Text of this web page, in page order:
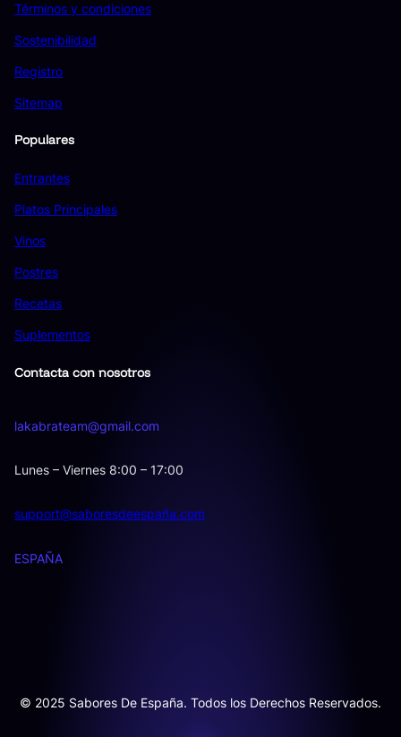
Términos y condiciones
Sostenibilidad
Registro
Sitemap
Populares
Entrantes
Platos Principales
Vinos
Postres
Recetas
Suplementos
Contacta con nosotros
lakabrateam@gmail.com
Lunes – Viernes 8:00 – 17:00
support@saboresdeespaña.com
ESPAÑA
© 2025 Sabores De España. Todos los Derechos Reservados.